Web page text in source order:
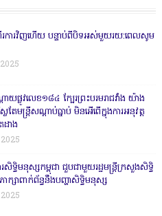
រការវិញហើយ បន្ទាប់ពីបិទអស់មួយរយ:ពេលសូម
ផ្លូវលេខ១៨៤ ក្បែរព្រះបរមរាជវាំង យ៉ាង
ែមន្ត្រីសណ្តាប់ធ្នាប់ មិនអើពើក្នុងការអនុវត្ត
ដាង
សិទ្ធិមនុស្សកម្ពុជា ជួបជាមួយរដ្ឋមន្ត្រីក្រសួងសិទ្ធិ
សាពាក់ព័ន្ធនឹងបញ្ហាសិទ្ធិមនុស្ស